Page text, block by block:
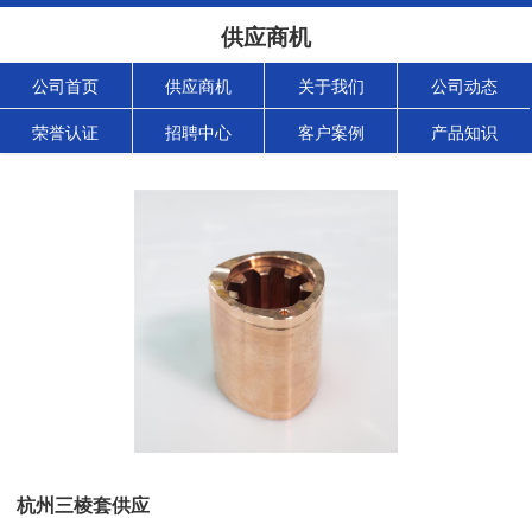
供应商机
公司首页 供应商机 关于我们 公司动态
荣誉认证 招聘中心 客户案例 产品知识
杭州三棱套供应